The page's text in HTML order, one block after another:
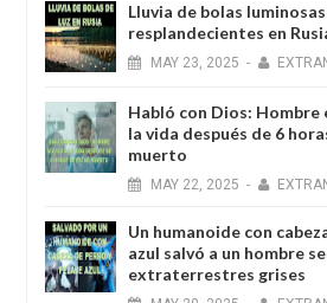
Lluvia de bolas
resplandecientes en
MAY 23, 2025 -
Habló con Dios: Hombre
la vida después de 6
muerto
MAY 22, 2025 -
Un humanoide con
azul salvó a un hombre
extraterrestres grises